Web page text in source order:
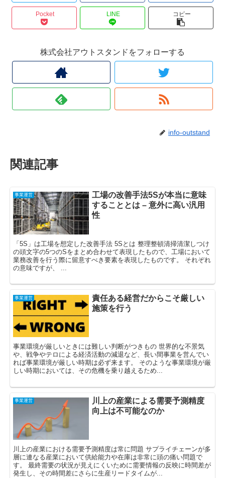
Pocket LINE コピー
株式会社アウトスタンドをフォローする
info-outstand
関連記事
事業運営
工場の改善手法5Sが本当に意味
することとは – 意外に高い汎用
性
「5S」は工場を想定した改善手法 5Sとは 整理整頓清掃清潔しつけ
の頭文字の5つのSをまとめ合わせて表現したもので、工場において
業務改善を行う際に留意すべき要素を表現したものです。 それぞれ
の意味ですが、 ...
事業運営
責任ある経営だからこそ厳しい
施策を行う
事業環境が厳しいときには難しい判断がつきもの 世界的な不景気
や、戦争やテロによる経済活動の減退など、長い間事業を営んでい
れば事業環境が厳しい時期は必ず来ます。 そのような事業環境が厳
しい時期においては、その危機を乗り越えるため...
事業運営
川上の産業による需要予測精度
向上は不可能なのか
川上の産業における需要予測精度は常に問題 サプライチェーンが多
層に連なる産業において供給能力や在庫は非常に頭の痛い問題で
す。 最終需要の状況が見えにくいために需要情報の反映に時間差が
発生し、その時間差にさらに生産リードタイムが...